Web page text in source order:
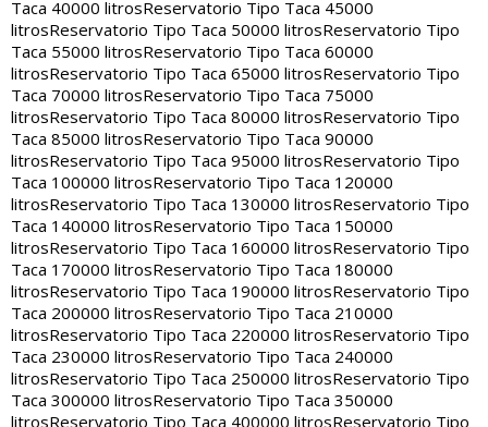
Taca 40000 litrosReservatorio Tipo Taca 45000
litrosReservatorio Tipo Taca 50000 litrosReservatorio Tipo
Taca 55000 litrosReservatorio Tipo Taca 60000
litrosReservatorio Tipo Taca 65000 litrosReservatorio Tipo
Taca 70000 litrosReservatorio Tipo Taca 75000
litrosReservatorio Tipo Taca 80000 litrosReservatorio Tipo
Taca 85000 litrosReservatorio Tipo Taca 90000
litrosReservatorio Tipo Taca 95000 litrosReservatorio Tipo
Taca 100000 litrosReservatorio Tipo Taca 120000
litrosReservatorio Tipo Taca 130000 litrosReservatorio Tipo
Taca 140000 litrosReservatorio Tipo Taca 150000
litrosReservatorio Tipo Taca 160000 litrosReservatorio Tipo
Taca 170000 litrosReservatorio Tipo Taca 180000
litrosReservatorio Tipo Taca 190000 litrosReservatorio Tipo
Taca 200000 litrosReservatorio Tipo Taca 210000
litrosReservatorio Tipo Taca 220000 litrosReservatorio Tipo
Taca 230000 litrosReservatorio Tipo Taca 240000
litrosReservatorio Tipo Taca 250000 litrosReservatorio Tipo
Taca 300000 litrosReservatorio Tipo Taca 350000
litrosReservatorio Tipo Taca 400000 litrosReservatorio Tipo